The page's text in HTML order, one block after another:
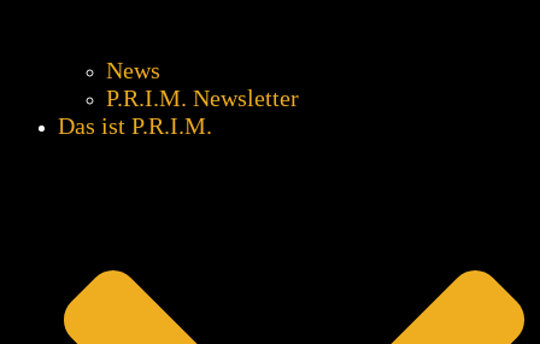
News
P.R.I.M. Newsletter
Das ist P.R.I.M.